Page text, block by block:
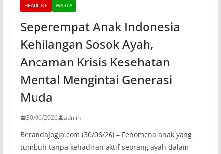
HEADLINE WARTA
Seperempat Anak Indonesia
Kehilangan Sosok Ayah,
Ancaman Krisis Kesehatan
Mental Mengintai Generasi
Muda
30/06/2026 admin
BerandaJogja.com (30/06/26) – Fenomena anak yang
tumbuh tanpa kehadiran aktif seorang ayah dalam